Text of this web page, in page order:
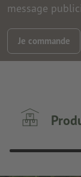
message
Je commande